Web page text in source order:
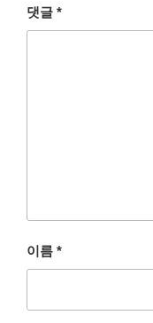
댓글 *
이름 *